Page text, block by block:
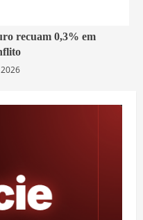
recuam 0,3% em